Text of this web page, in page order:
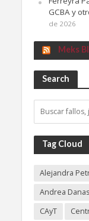
GCBA y
de 2026
Meks
Search
Tag Cloud
Alejandra
Andrea Danas
CAyT